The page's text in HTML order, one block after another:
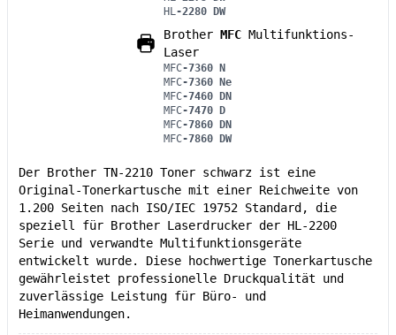
HL-2280 DW
Brother MFC Multifunktions-
Laser
MFC-7360 N
MFC-7360 Ne
MFC-7460 DN
MFC-7470 D
MFC-7860 DN
MFC-7860 DW
Der Brother TN-2210 Toner schwarz ist eine
Original-Tonerkartusche mit einer Reichweite von
1.200 Seiten nach ISO/IEC 19752 Standard, die
speziell für Brother Laserdrucker der HL-2200
Serie und verwandte Multifunktionsgeräte
entwickelt wurde. Diese hochwertige Tonerkartusche
gewährleistet professionelle Druckqualität und
zuverlässige Leistung für Büro- und
Heimanwendungen.